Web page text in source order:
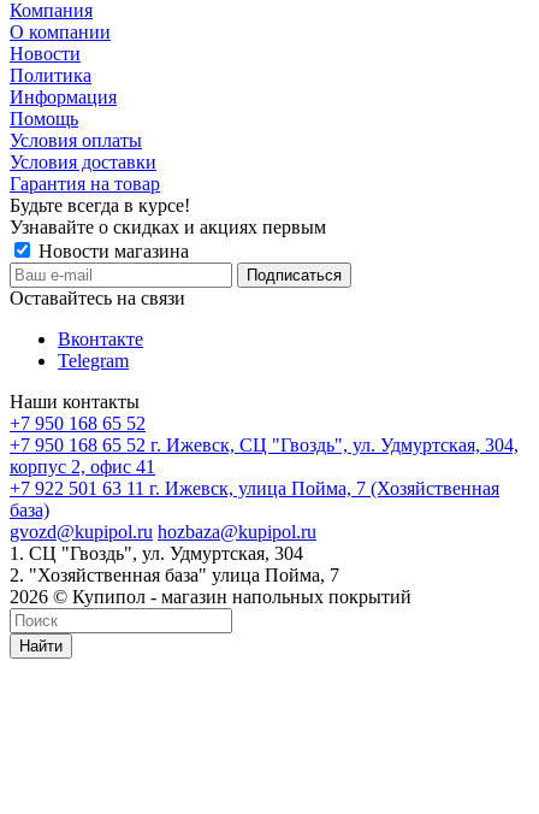
Компания
О компании
Новости
Политика
Информация
Помощь
Условия оплаты
Условия доставки
Гарантия на товар
Будьте всегда в курсе!
Узнавайте о скидках и акциях первым
Новости магазина
Оставайтесь на связи
Вконтакте
Telegram
Наши контакты
+7 950 168 65 52
+7 950 168 65 52 г. Ижевск, СЦ "Гвоздь", ул. Удмуртская, 304,
корпус 2, офис 41
+7 922 501 63 11 г. Ижевск, улица Пойма, 7 (Хозяйственная
база)
gvozd@kupipol.ru hozbaza@kupipol.ru
1. СЦ "Гвоздь", ул. Удмуртская, 304
2. "Хозяйственная база" улица Пойма, 7
2026 © Купипол - магазин напольных покрытий
Найти